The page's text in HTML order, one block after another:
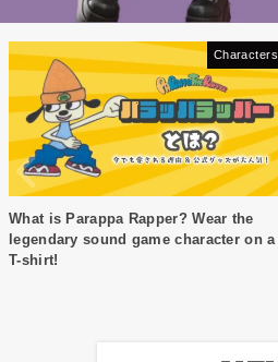
Characters
What is Parappa Rapper? Wear the
legendary sound game character on a
T-shirt!